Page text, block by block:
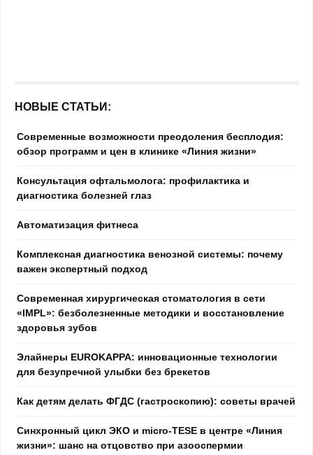
НОВЫЕ СТАТЬИ:
Современные возможности преодоления бесплодия:
обзор программ и цен в клинике «Линия жизни»
Консультация офтальмолога: профилактика и
диагностика болезней глаз
Автоматизация фитнеса
Комплексная диагностика венозной системы: почему
важен экспертный подход
Современная хирургическая стоматология в сети
«IMPL»: безболезненные методики и восстановление
здоровья зубов
Элайнеры EUROKAPPA: инновационные технологии
для безупречной улыбки без брекетов
Как детям делать ФГДС (гастроскопию): советы врачей
Синхронный цикл ЭКО и micro-TESE в центре «Линия
жизни»: шанс на отцовство при азооспермии